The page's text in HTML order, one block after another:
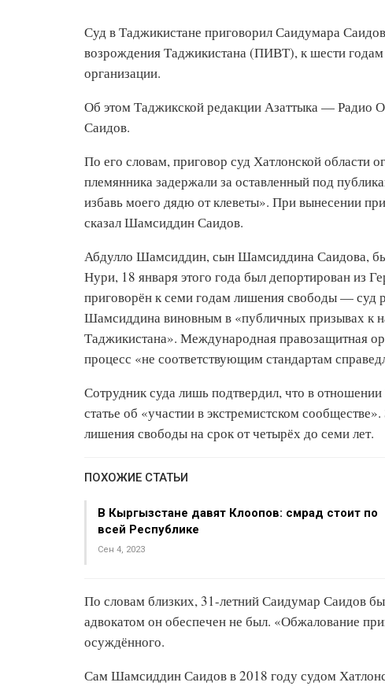
Суд в Таджикистане приговорил Саидумара
возрождения Таджикистана (ПИВТ), к шести
организации.
Об этом Таджикской редакции Азаттыка —
Саидов.
По его словам, приговор суд Хатлонской области
племянника задержали за оставленный под
избавь моего дядю от клеветы». При вынесении
сказал Шамсиддин Саидов.
Абдулло Шамсиддин, сын Шамсиддина Саидова,
Нури, 18 января этого года был депортирован из
приговорён к семи годам лишения свободы — суд
Шамсиддина виновным в «публичных призывах к
Таджикистана». Международная правозащитная
процесс «не соответствующим стандартам
Сотрудник суда лишь подтвердил, что в
статье об «участии в экстремистском
лишения свободы на срок от четырёх до семи лет.
ПОХОЖИЕ СТАТЬИ
В Кыргызстане давят Клоопов: смрад стоит по
всей Республике
Сен 4, 2023
По словам близких, 31-летний Саидумар Саидов
адвокатом он обеспечен не был. «Обжалование
осуждённого.
Сам Шамсиддин Саидов в 2018 году судом